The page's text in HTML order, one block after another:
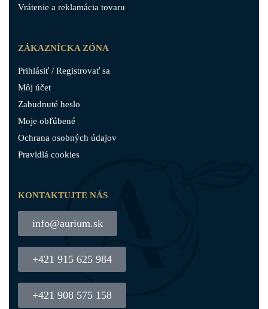
Vrátenie a reklamácia tovaru
ZÁKAZNÍCKA ZÓNA
Prihlásiť / Registrovať sa
Môj účet
Zabudnuté heslo
Moje obľúbené
Ochrana osobných údajov
Pravidlá cookies
KONTAKTUJTE NÁS
info@aurium.sk
+421 915 625 984
+421 908 575 158